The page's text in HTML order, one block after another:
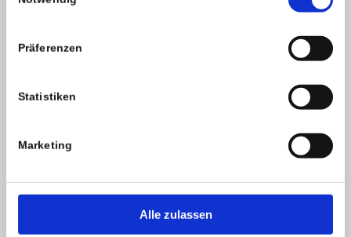
Präferenzen
Statistiken
Marketing
Alle zulassen
LABELS